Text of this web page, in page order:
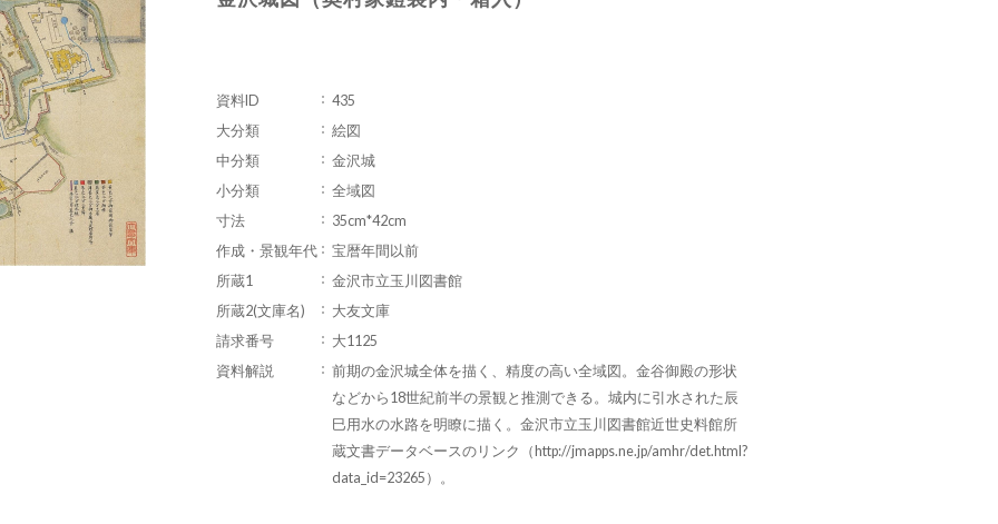
資料ID
435
大分類
絵図
中分類
金沢城
小分類
全域図
寸法
35cm*42cm
作成・景観年代
宝暦年間以前
所蔵1
金沢市立玉川図書館
所蔵2(文庫名)
大友文庫
請求番号
大1125
資料解説
前期の金沢城全体を描く、精度の高い全域図。金谷御殿の形状
などから18世紀前半の景観と推測できる。城内に引水された辰
巳用水の水路を明瞭に描く。金沢市立玉川図書館近世史料館所
蔵文書データベースのリンク（http://jmapps.ne.jp/amhr/det.html?
data_id=23265）。